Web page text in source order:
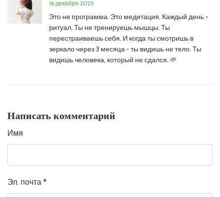
16 декабря 2025
Это не программа. Это медитация. Каждый день -
ритуал. Ты не тренируешь мышцы. Ты
перестраиваешь себя. И когда ты смотришь в
зеркало через 3 месяца - ты видишь не тело. Ты
видишь человека, который не сдался. 🌱
Написать комментарий
Имя
Эл. почта *